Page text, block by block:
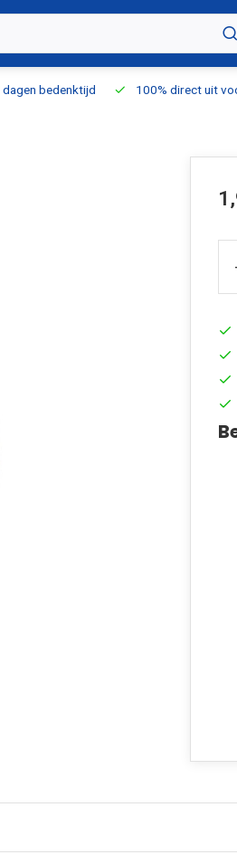
dagen bedenktijd 100% direct uit